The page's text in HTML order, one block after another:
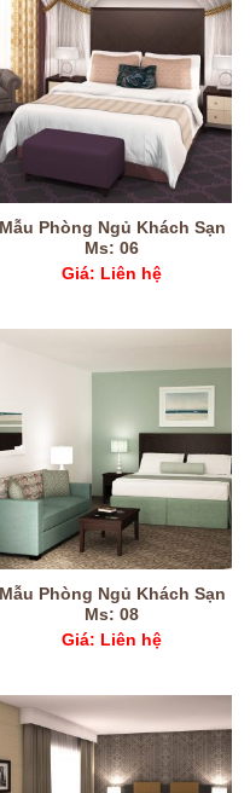
Mẫu Phòng Ngủ Khách Sạn
Ms: 06
Giá: Liên hệ
Mẫu Phòng Ngủ Khách Sạn
Ms: 08
Giá: Liên hệ